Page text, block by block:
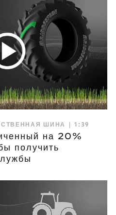
ШИНА | 1:39
на 20%
получить